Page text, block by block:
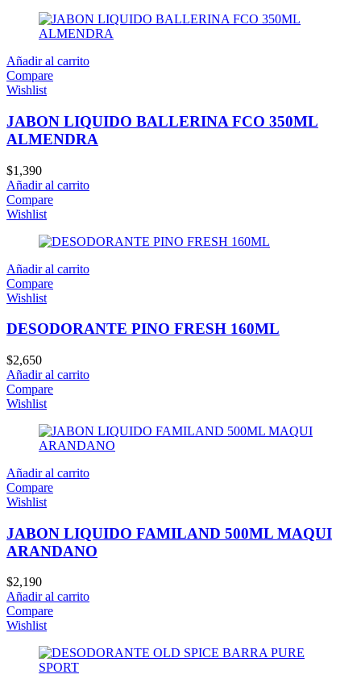
Añadir al carrito
Compare
Wishlist
JABON LIQUIDO BALLERINA FCO 350ML
ALMENDRA
$1,390
Añadir al carrito
Compare
Wishlist
Añadir al carrito
Compare
Wishlist
DESODORANTE PINO FRESH 160ML
$2,650
Añadir al carrito
Compare
Wishlist
Añadir al carrito
Compare
Wishlist
JABON LIQUIDO FAMILAND 500ML MAQUI
ARANDANO
$2,190
Añadir al carrito
Compare
Wishlist